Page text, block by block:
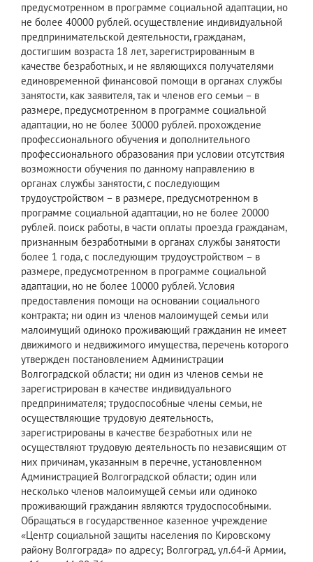
предусмотренном в программе социальной адаптации, но
не более 40000 рублей. осуществление индивидуальной
предпринимательской деятельности, гражданам,
достигшим возраста 18 лет, зарегистрированным в
качестве безработных, и не являющихся получателями
единовременной финансовой помощи в органах службы
занятости, как заявителя, так и членов его семьи – в
размере, предусмотренном в программе социальной
адаптации, но не более 30000 рублей. прохождение
профессионального обучения и дополнительного
профессионального образования при условии отсутствия
возможности обучения по данному направлению в
органах службы занятости, с последующим
трудоустройством – в размере, предусмотренном в
программе социальной адаптации, но не более 20000
рублей. поиск работы, в части оплаты проезда гражданам,
признанным безработными в органах службы занятости
более 1 года, с последующим трудоустройством – в
размере, предусмотренном в программе социальной
адаптации, но не более 10000 рублей. Условия
предоставления помощи на основании социального
контракта; ни один из членов малоимущей семьи или
малоимущий одиноко проживающий гражданин не имеет
движимого и недвижимого имущества, перечень которого
утвержден постановлением Администрации
Волгоградской области; ни один из членов семьи не
зарегистрирован в качестве индивидуального
предпринимателя; трудоспособные члены семьи, не
осуществляющие трудовую деятельность,
зарегистрированы в качестве безработных или не
осуществляют трудовую деятельность по независящим от
них причинам, указанным в перечне, установленном
Администрацией Волгоградской области; один или
несколько членов малоимущей семьи или одиноко
проживающий гражданин являются трудоспособными.
Обращаться в государственное казенное учреждение
«Центр социальной защиты населения по Кировскому
району Волгограда» по адресу; Волгоград, ул.64-й Армии,